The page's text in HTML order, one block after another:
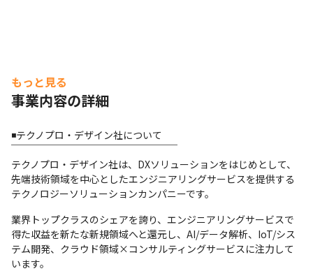
方の両立
■職種チェンジも可能な「自己実現制度」❗
公募によって選ばれた社員に対し通常の予算や権限を越え
て自己実現をサポートします！
過去には「機械設計エンジニアからデータサイエンティス
ト」という事例もあり
ゼロからデータサイエンティストとして稼働するまで会社
が全面的にバックアップしました。
もっと見る
事業内容の詳細
◾️テクノプロ・デザイン社について
￣￣￣￣￣￣￣￣￣￣￣￣￣￣￣￣￣
テクノプロ・デザイン社は、DXソリューションをはじめとして、
先端技術領域を中心としたエンジニアリングサービスを提供する
テクノロジーソリューションカンパニーです。
業界トップクラスのシェアを誇り、エンジニアリングサービスで
得た収益を新たな新規領域へと還元し、AI/データ解析、IoT/シス
テム開発、クラウド領域×コンサルティングサービスに注力して
います。